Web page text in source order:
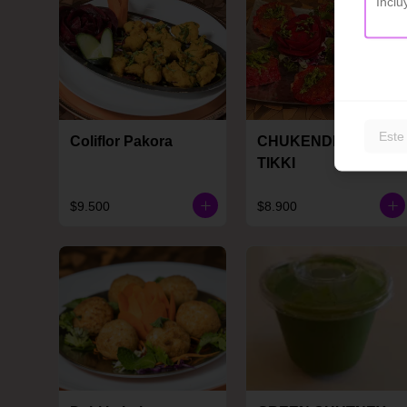
Coliflor Pakora
$9.500
CHUKENDER KI
TIKKI
$8.900